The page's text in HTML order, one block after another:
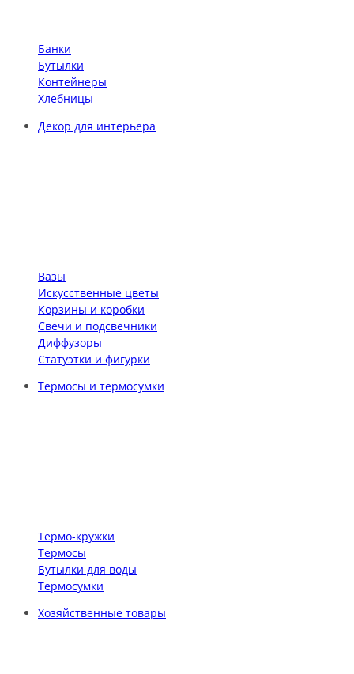
Банки
Бутылки
Контейнеры
Хлебницы
Декор для интерьера
Вазы
Искусственные цветы
Корзины и коробки
Свечи и подсвечники
Диффузоры
Статуэтки и фигурки
Термосы и термосумки
Термо-кружки
Термосы
Бутылки для воды
Термосумки
Хозяйственные товары